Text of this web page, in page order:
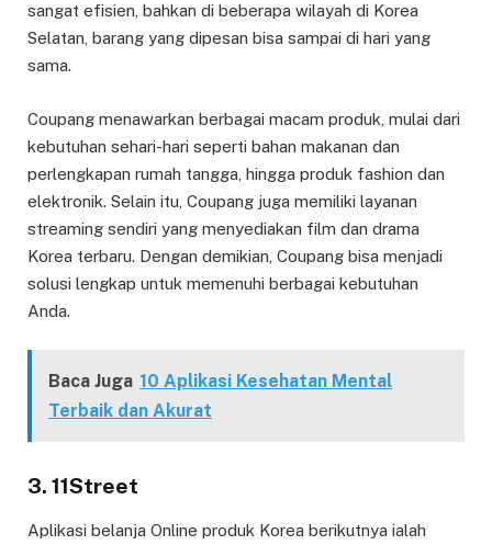
sangat efisien, bahkan di beberapa wilayah di Korea
Selatan, barang yang dipesan bisa sampai di hari yang
sama.
Coupang menawarkan berbagai macam produk, mulai dari
kebutuhan sehari-hari seperti bahan makanan dan
perlengkapan rumah tangga, hingga produk fashion dan
elektronik. Selain itu, Coupang juga memiliki layanan
streaming sendiri yang menyediakan film dan drama
Korea terbaru. Dengan demikian, Coupang bisa menjadi
solusi lengkap untuk memenuhi berbagai kebutuhan
Anda.
Baca Juga 10 Aplikasi Kesehatan Mental
Terbaik dan Akurat
3. 11Street
Aplikasi belanja Online produk Korea berikutnya ialah